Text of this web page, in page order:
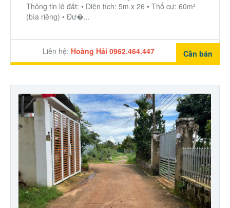
Thông tin lô đất: • Diện tích: 5m x 26 • Thổ cư: 60m²
(bìa riêng) • Đư�...
Liên hệ: Hoàng Hải 0962.464.447 Cần bán